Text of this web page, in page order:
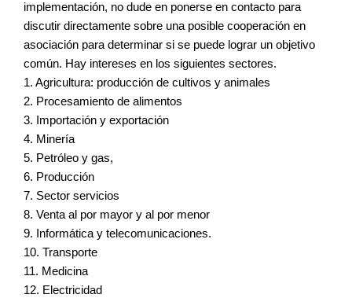
implementación, no dude en ponerse en contacto para
discutir directamente sobre una posible cooperación en
asociación para determinar si se puede lograr un objetivo
común. Hay intereses en los siguientes sectores.
1. Agricultura: producción de cultivos y animales
2. Procesamiento de alimentos
3. Importación y exportación
4. Minería
5. Petróleo y gas,
6. Producción
7. Sector servicios
8. Venta al por mayor y al por menor
9. Informática y telecomunicaciones.
10. Transporte
11. Medicina
12. Electricidad